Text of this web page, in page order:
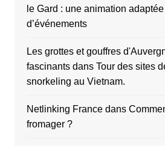
le Gard : une animation
d’événements
Les grottes et gouffres
fascinantsdans Tour des sites
snorkeling au Vietnam.
Netlinking Francedans
fromager ?